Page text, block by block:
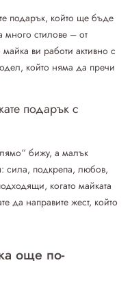
подарък, който ще бъде
много стилове – от
ви работи активно с
който няма да пречи
подарък с
бижу, а малък
сила, подкрепа, любов,
когато майката
да направите жест, който
още по-